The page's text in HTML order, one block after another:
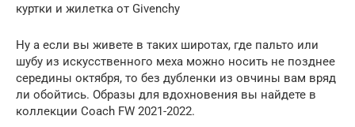
куртки и жилетка от Givenchy
Ну а если вы живете в таких широтах, где пальто или
шубу из искусственного меха можно носить не позднее
середины октября, то без дубленки из овчины вам вряд
ли обойтись. Образы для вдохновения вы найдете в
коллекции Coach FW 2021-2022.